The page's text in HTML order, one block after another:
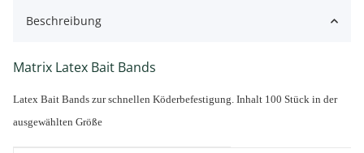
Beschreibung
Matrix Latex Bait Bands
Latex Bait Bands zur schnellen Köderbefestigung. Inhalt 100 Stück in der
ausgewählten Größe